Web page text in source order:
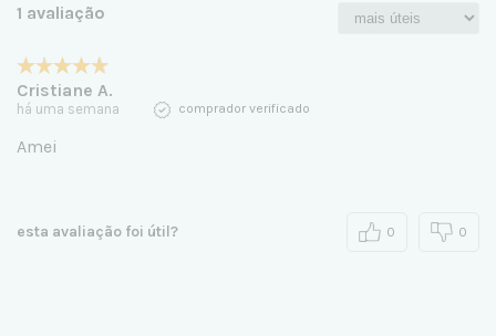
1 avaliação
Cristiane A.
há uma semana comprador verificado
Amei
esta avaliação foi útil? 0 0